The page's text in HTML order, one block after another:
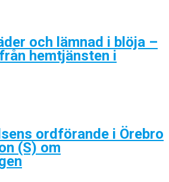
och lämnad i blöja –
hemtjänsten i
ordförande i Örebro
(S) om